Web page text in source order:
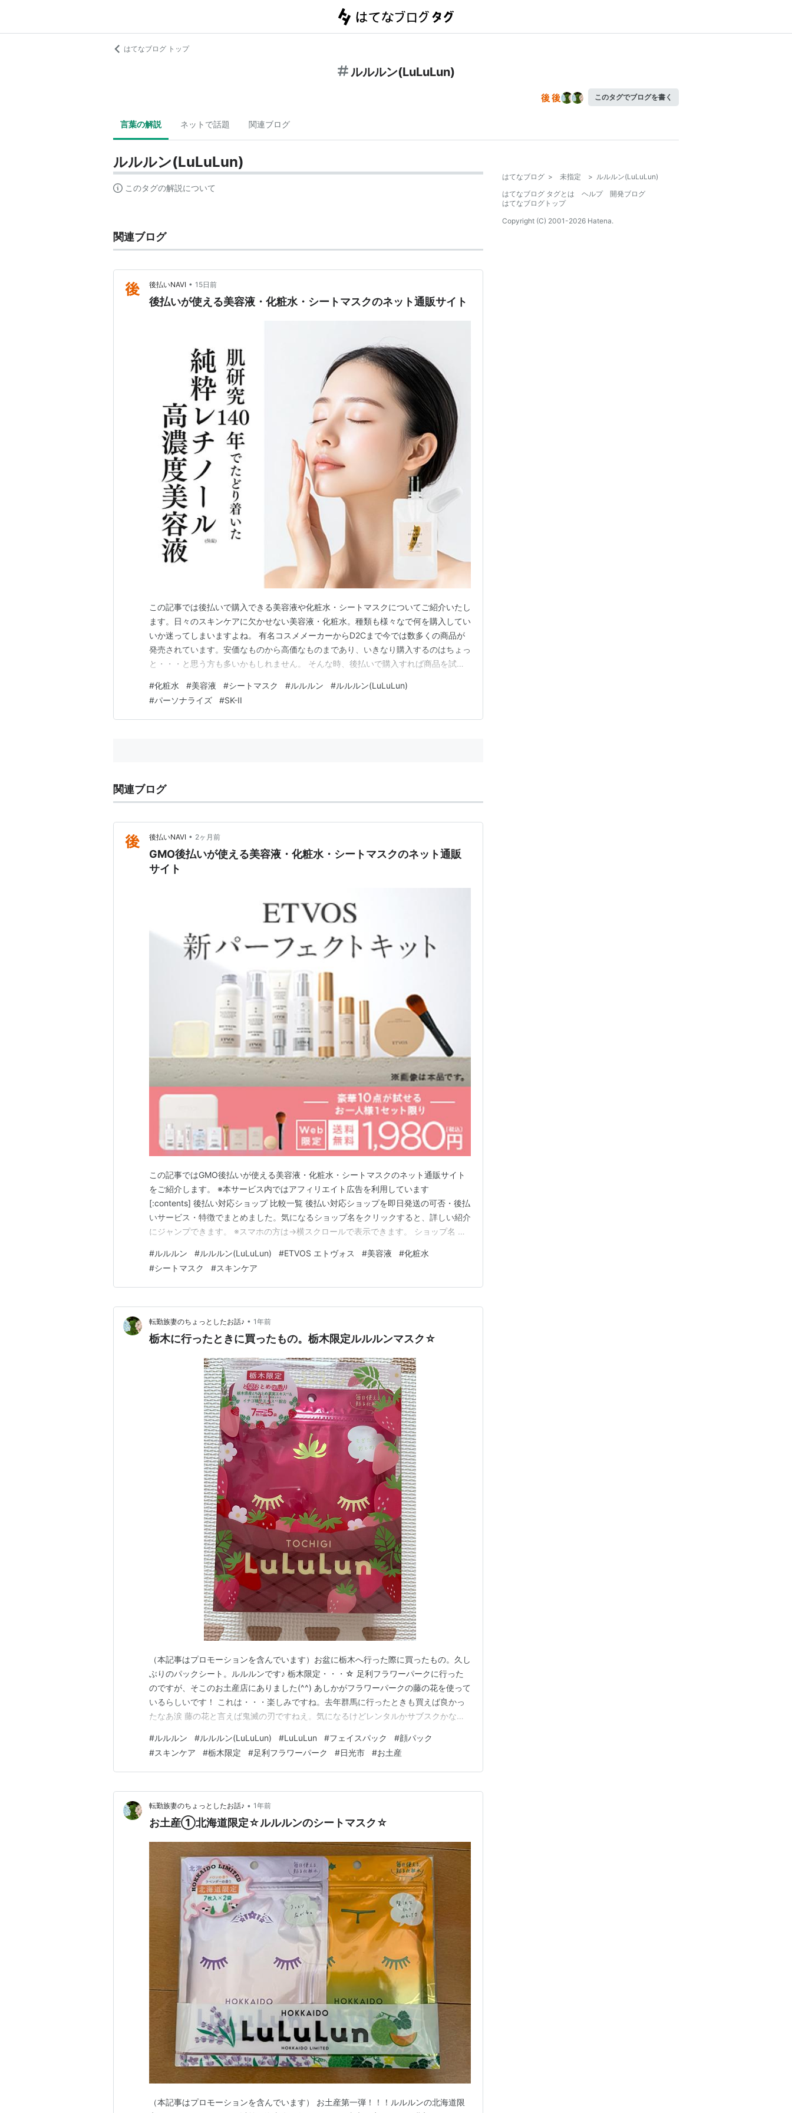
はてなブログ トップ
ルルルン(LuLuLun)
このタグでブログを書く
言葉の解説 ネットで話題 関連ブログ
ルルルン(LuLuLun)
このタグの解説について
関連ブログ
後払いNAVI • 15日前
後払いが使える美容液・化粧水・シートマスクのネット通販サイト
この記事では後払いで購入できる美容液や化粧水・シートマスクについてご紹介いたし
ます。日々のスキンケアに欠かせない美容液・化粧水。種類も様々なで何を購入してい
いか迷ってしまいますよね。 有名コスメメーカーからD2Cまで今では数多くの商品が
発売されています。安価なものから高価なものまであり、いきなり購入するのはちょっ
と・・・と思う方も多いかもしれません。 そんな時、後払いで購入すれば商品を試し
サービス内ではアフィリエイト広告を利用しています [:contents] 後払い対応ショップ
比較一覧 後払い対応ショップを即日…
#化粧水 #美容液 #シートマスク #ルルルン #ルルルン(LuLuLun)
#パーソナライズ #SK-II
関連ブログ
後払いNAVI • 2ヶ月前
GMO後払いが使える美容液・化粧水・シートマスクのネット通販
サイト
この記事ではGMO後払いが使える美容液・化粧水・シートマスクのネット通販サイト
をご紹介します。 ※本サービス内ではアフィリエイト広告を利用しています
[:contents] 後払い対応ショップ 比較一覧 後払い対応ショップを即日発送の可否・後払
いサービス・特徴でまとめました。気になるショップ名をクリックすると、詳しい紹介
にジャンプできます。 ※スマホの方は→横スクロールで表示できます。 ショップ名 即
ェクトキット ◎（最短翌日） ◎（GMO後払い） パーフェクトキットは、ファンデー
ション・ナイトファンデー…
#ルルルン #ルルルン(LuLuLun) #ETVOS エトヴォス #美容液 #化粧水
#シートマスク #スキンケア
転勤族妻のちょっとしたお話♪ • 1年前
栃木に行ったときに買ったもの。栃木限定ルルルンマスク☆
（本記事はプロモーションを含んでいます）お盆に栃木へ行った際に買ったもの。久し
ぶりのパックシート。ルルルンです♪ 栃木限定・・・☆ 足利フラワーパークに行った
のですが、そこのお土産店にありました(^^) あしかがフラワーパークの藤の花を使って
いるらしいです！ これは・・・楽しみですね。去年群馬に行ったときも買えば良かっ
たなあ涙 藤の花と言えば鬼滅の刃ですねえ。気になるけどレンタルかサブスクかな
計簿ランキング参加中お金の管理ランキング参加中観光旅行ブログランキング参加中は
てなブログ同盟！初心者歓迎・なんでもOK！日記…
#ルルルン #ルルルン(LuLuLun) #LuLuLun #フェイスパック #顔パック
#スキンケア #栃木限定 #足利フラワーパーク #日光市 #お土産
転勤族妻のちょっとしたお話♪ • 1年前
お土産①北海道限定☆ルルルンのシートマスク☆
（本記事はプロモーションを含んでいます） お土産第一弾！！！ルルルンの北海道限
はてなブログ > 未指定 > ルルルン(LuLuLun)
はてなブログ タグとは
ヘルプ
開発ブログ
はてなブログトップ
Copyright (C) 2001-2026 Hatena.